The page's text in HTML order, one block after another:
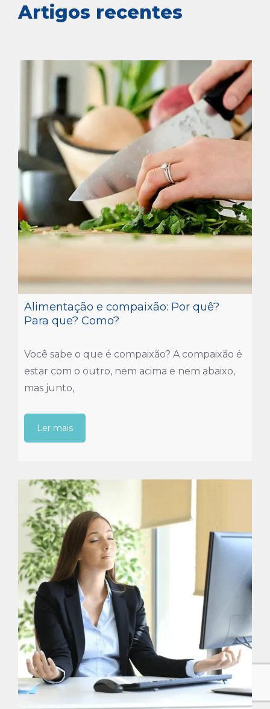
Artigos recentes
Alimentação e compaixão: Por quê?
Para que? Como?
Você sabe o que é compaixão? A compaixão é
estar com o outro, nem acima e nem abaixo,
mas junto,
Ler mais